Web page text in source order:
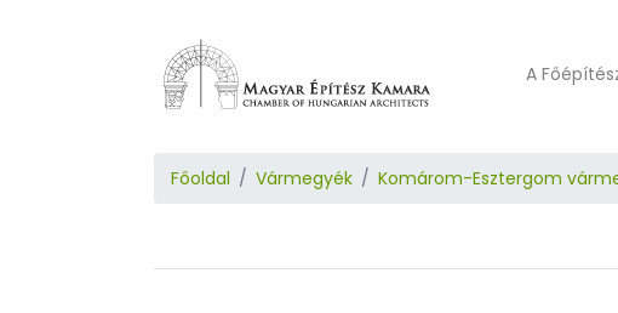
A
Főoldal Vármegyék Komárom-Esztergom